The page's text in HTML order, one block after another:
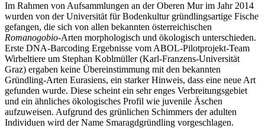
Im Rahmen von Aufsammlungen an der Oberen Mur im Jahr 2014
wurden von der Universität für Bodenkultur gründlingsartige Fische
gefangen, die sich von allen bekannten österreichischen
Romanogobio-Arten morphologisch und ökologisch unterschieden.
Erste DNA-Barcoding Ergebnisse vom ABOL-Pilotprojekt-Team
Wirbeltiere um Stephan Koblmüller (Karl-Franzens-Universität
Graz) ergaben keine Übereinstimmung mit den bekannten
Gründling-Arten Eurasiens, ein starker Hinweis, dass eine neue Art
gefunden wurde. Diese scheint ein sehr enges Verbreitungsgebiet
und ein ähnliches ökologisches Profil wie juvenile Äschen
aufzuweisen. Aufgrund des grünlichen Schimmers der adulten
Individuen wird der Name Smaragdgründling vorgeschlagen.